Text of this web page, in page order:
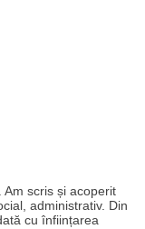
scris și acoperit
administrativ. Din
cu înființarea